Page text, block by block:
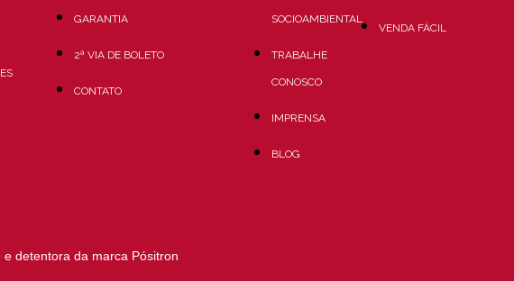
GARANTIA
2ª VIA DE BOLETO
CONTATO
SOCIOAMBIENTAL
TRABALHE
CONOSCO
IMPRENSA
BLOG
VENDA FÁCIL
detentora da marca Pósitron